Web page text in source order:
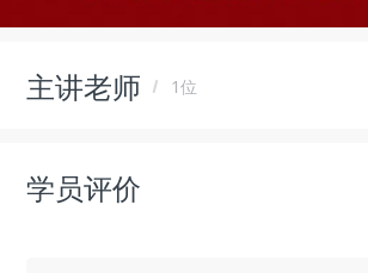
主讲老师 1位
学员评价